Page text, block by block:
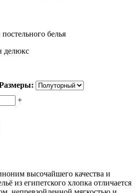
белья
делюкс
+
высочайшего качества и
из египетского хлопка отличается